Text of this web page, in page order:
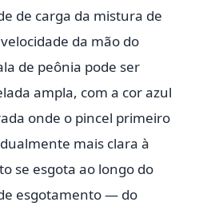
de carga da mistura de
da mão do
de peônia pode ser
ampla, com a cor azul
onde o pincel primeiro
mais clara à
se esgota ao longo do
esgotamento — do